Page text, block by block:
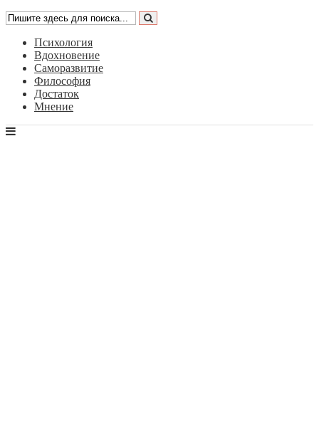
Психология
Вдохновение
Саморазвитие
Философия
Достаток
Мнение